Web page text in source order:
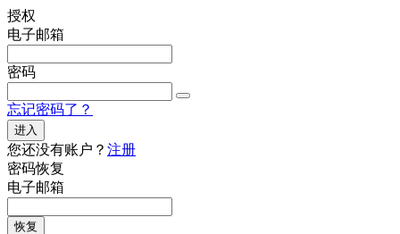
授权
电子邮箱
密码
忘记密码了？
进入
您还没有账户？ 注册
密码恢复
电子邮箱
恢复